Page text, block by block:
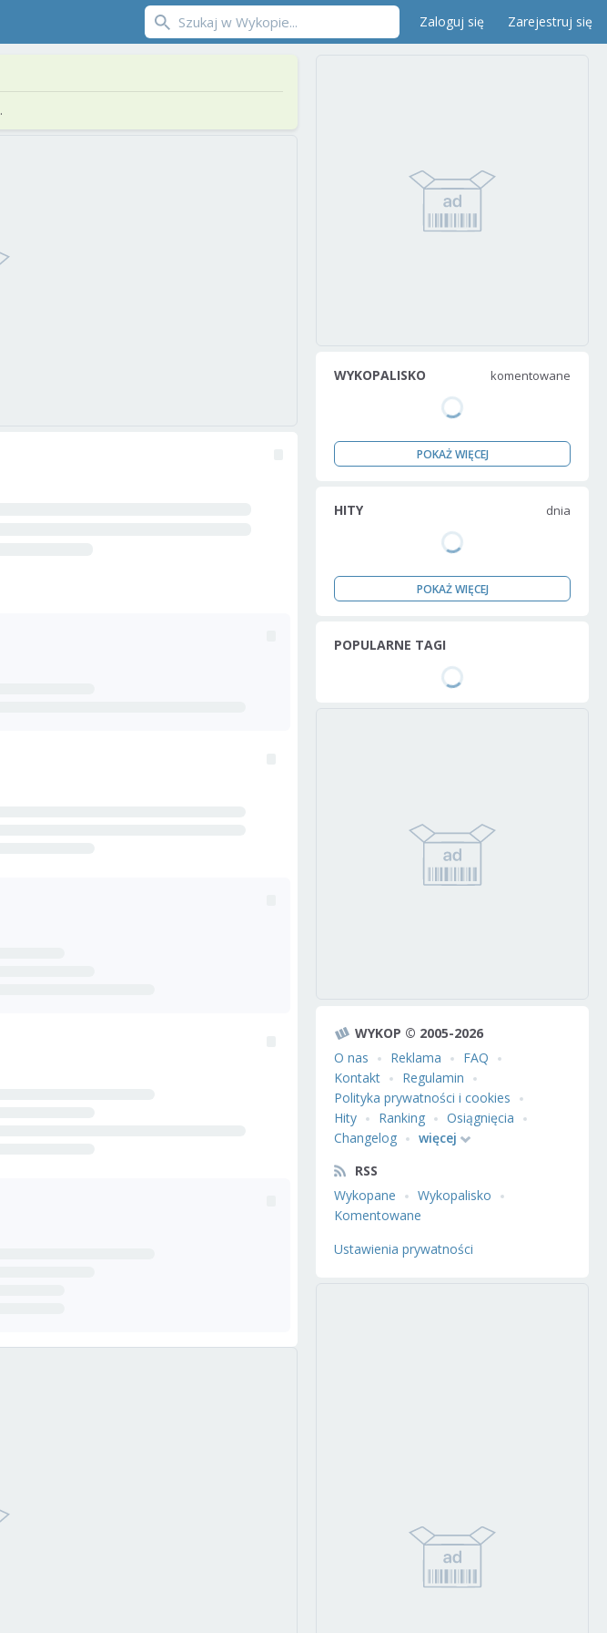
Zaloguj się Zarejestruj się
.
WYKOPALISKO komentowane
POKAŻ WIĘCEJ
HITY dnia
POKAŻ WIĘCEJ
POPULARNE TAGI
WYKOP © 2005-2026
O nas
Reklama
FAQ
Kontakt
Regulamin
Polityka prywatności i cookies
Hity
Ranking
Osiągnięcia
Changelog
więcej
RSS
Wykopane
Wykopalisko
Komentowane
Ustawienia prywatności